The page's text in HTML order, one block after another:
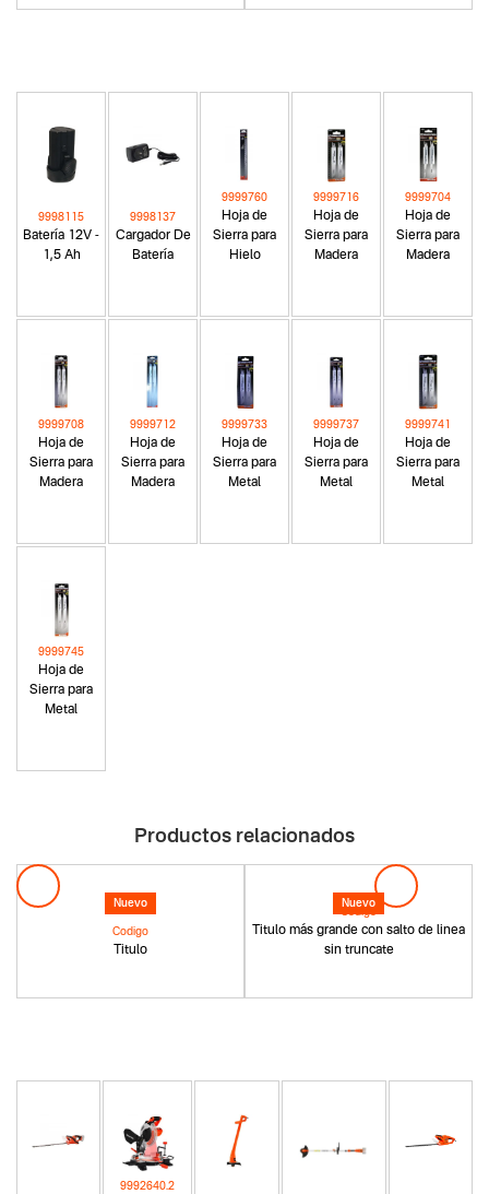
Batería 12V -
1,5 Ah
9998115
Cargador De
Batería
9998137
Hoja de
Sierra para
Hielo
9999760
Hoja de
Sierra para
Madera
9999716
Hoja de
Sierra para
Madera
9999704
Hoja de
Sierra para
Madera
9999708
Hoja de
Sierra para
Madera
9999712
Hoja de
Sierra para
Metal
9999733
Hoja de
Sierra para
Metal
9999737
Hoja de
Sierra para
Metal
9999741
Hoja de
Sierra para
Metal
9999745
Productos relacionados
Nuevo
Titulo
Codigo
Nuevo
Titulo más grande con salto de linea
sin truncate
Codigo
9992640.2